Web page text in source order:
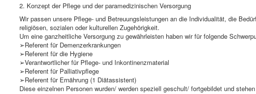
2. Konzept der Pflege und der paramedizinischen Versorgung
Wir passen unsere Pflege- und Betreuungsleistungen an die Individualität, die
religiösen, sozialen oder kulturellen Zugehörigkeit.
Um eine ganzheitliche Versorgung zu gewährleisten haben wir für folgende
➢Referent für Demenzerkrankungen
➢Referent für die Hygiene
➢Verantwortlicher für Pflege- und Inkontinenzmaterial
➢Referent für Palliativpflege
➢Referent für Ernährung (1 Diätassistent)
Diese einzelnen Personen wurden/ werden speziell geschult/ fortgebildet und